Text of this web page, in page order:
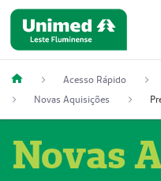
Acesso Rápido
Novas Aquisições
Novas